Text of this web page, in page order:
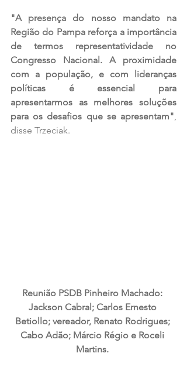
"A presença do nosso mandato na
Região do Pampa reforça a importância
de termos representatividade no
Congresso Nacional. A proximidade
com a população, e com lideranças
políticas é essencial para
apresentarmos as melhores soluções
para os desafios que se apresentam",
disse Trzeciak.
Reunião PSDB Pinheiro Machado:
Jackson Cabral; Carlos Ernesto
Betiollo; vereador, Renato Rodrigues;
Cabo Adão; Márcio Régio e Roceli
Martins.